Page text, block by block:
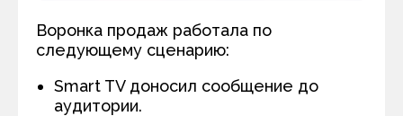
Воронка продаж работала по
следующему сценарию:
Smart TV доносил сообщение до
аудитории.